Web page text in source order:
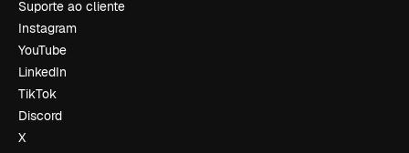
Suporte ao cliente
Instagram
YouTube
LinkedIn
TikTok
Discord
X